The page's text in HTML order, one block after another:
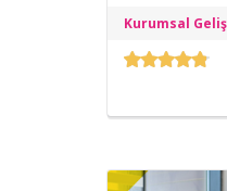
Eğitimi verilmesi
Kurumsal